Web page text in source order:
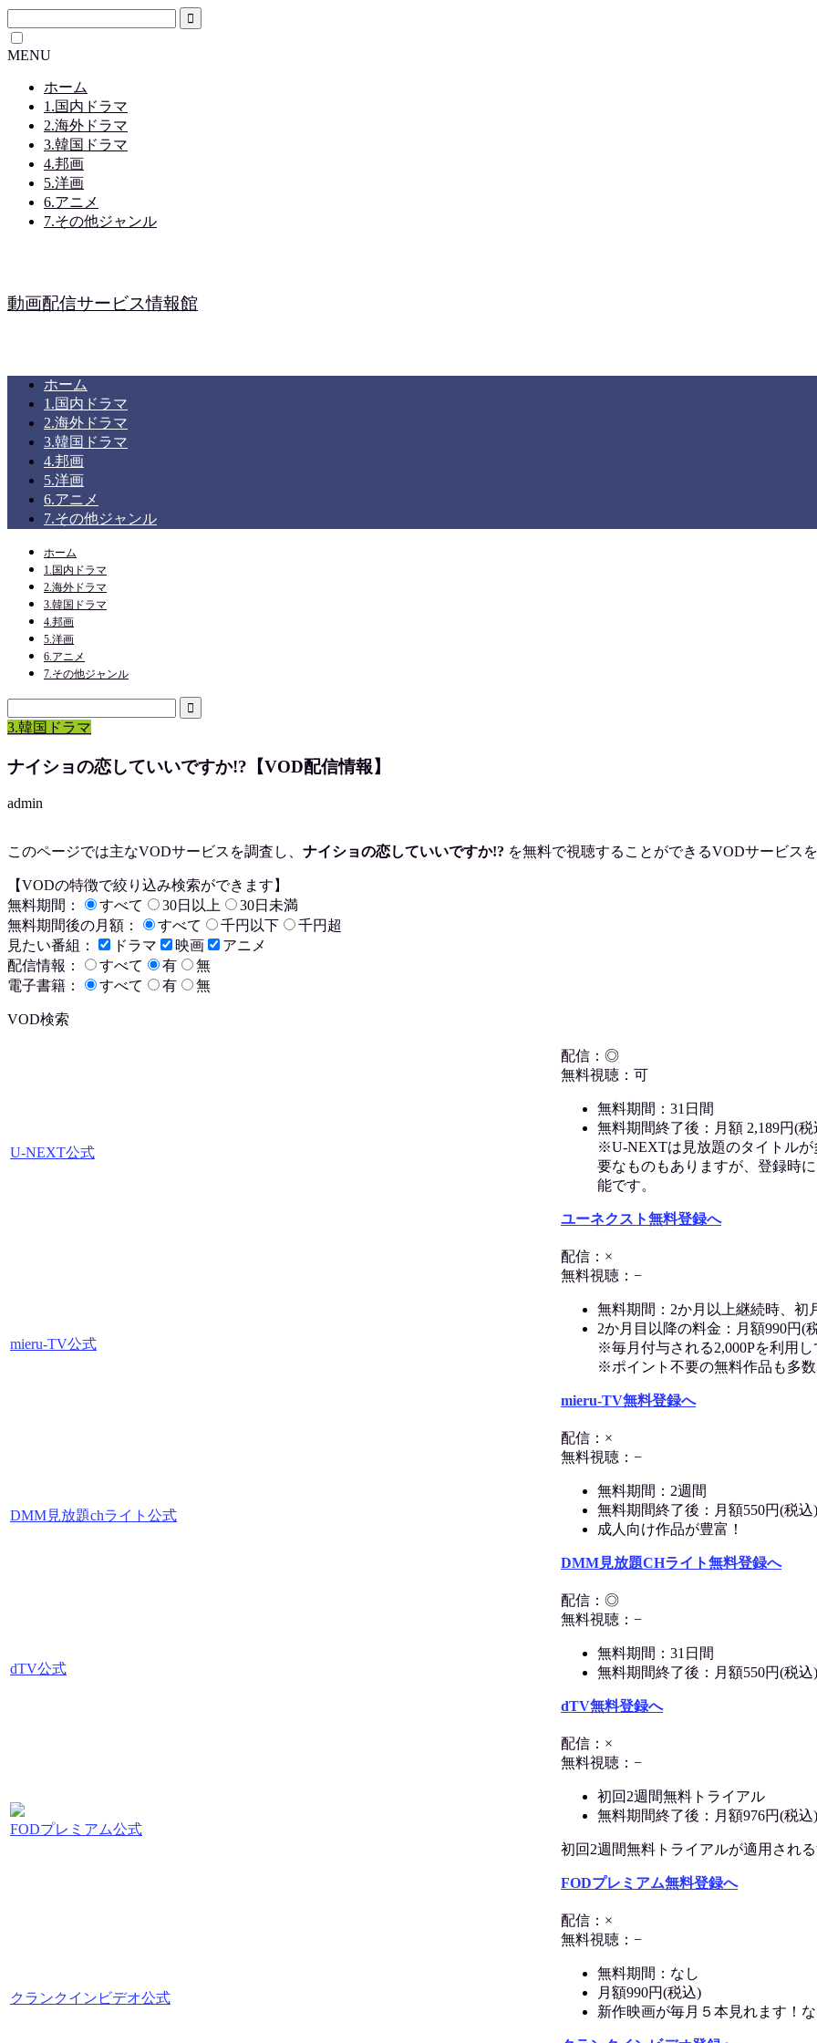
MENU
ホーム
1.国内ドラマ
2.海外ドラマ
3.韓国ドラマ
4.邦画
5.洋画
6.アニメ
7.その他ジャンル
動画配信サービス情報館
ホーム
1.国内ドラマ
2.海外ドラマ
3.韓国ドラマ
4.邦画
5.洋画
6.アニメ
7.その他ジャンル
ホーム
1.国内ドラマ
2.海外ドラマ
3.韓国ドラマ
4.邦画
5.洋画
6.アニメ
7.その他ジャンル
3.韓国ドラマ
ナイショの恋していいですか!?【VOD配信情報】
admin
このページでは主なVODサービスを調査し、 ナイショの恋していいですか!? を無料で視聴することができるVODサービス
【VODの特徴で絞り込み検索ができます】
無料期間：
すべて 30日以上
30日未満
無料期間後の月額：
すべて 千円以下
千円超
見たい番組：
ドラマ 映画
アニメ
配信情報：
すべて 有
無
電子書籍：
すべて 有 無
VOD検索
U-NEXT公式
配信：◎
無料視聴：可
無料期間：31日間
無料期間終了後：月額 2,189円(税
※U-NEXTは見放題のタイトル
要なものもありますが、登録時
能です。
ユーネクスト無料登録へ
mieru-TV公式
配信：×
無料視聴：−
無料期間：2か月以上継続時、初
2か月目以降の料金：月額990円(
※毎月付与される2,000Pを利用
※ポイント不要の無料作品も多
mieru-TV無料登録へ
DMM見放題chライト公式
配信：×
無料視聴：−
無料期間：2週間
無料期間終了後：月額550円(税込)
成人向け作品が豊富！
DMM見放題CHライト無料登録へ
dTV公式
配信：◎
無料視聴：−
無料期間：31日間
無料期間終了後：月額550円(税込)
dTV無料登録へ
FODプレミアム公式
配信：×
無料視聴：−
初回2週間無料トライアル
無料期間終了後：月額976円(税込)
初回2週間無料トライアルが適用され
FODプレミアム無料登録へ
クランクインビデオ公式
配信：×
無料視聴：−
無料期間：なし
月額990円(税込)
新作映画が毎月５本見れます！